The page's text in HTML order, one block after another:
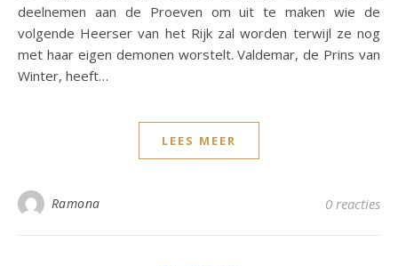
deelnemen aan de Proeven om uit te maken wie de
volgende Heerser van het Rijk zal worden terwijl ze nog
met haar eigen demonen worstelt. Valdemar, de Prins van
Winter, heeft…
LEES MEER
Ramona 0 reacties